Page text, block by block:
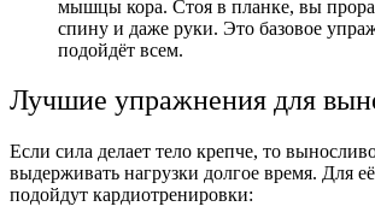
мышцы кора. Стоя в планке, вы
спину и даже руки. Это базовое
подойдёт всем.
Лучшие упражнения для
Если сила делает тело крепче, то
выдерживать нагрузки долгое время. Для
подойдут кардиотренировки: